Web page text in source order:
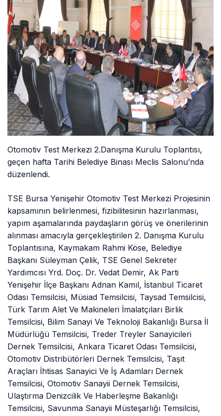
Otomotiv Test Merkezi 2.Danışma Kurulu Toplantısı,
geçen hafta Tarihi Belediye Binası Meclis Salonu’nda
düzenlendi.
TSE Bursa Yenişehir Otomotiv Test Merkezi Projesinin
kapsamının belirlenmesi, fizibilitesinin hazırlanması,
yapım aşamalarında paydaşların görüş ve önerilerinin
alınması amacıyla gerçekleştirilen 2. Danışma Kurulu
Toplantısına, Kaymakam Rahmi Köse, Belediye
Başkanı Süleyman Çelik, TSE Genel Sekreter
Yardımcısı Yrd. Doç. Dr. Vedat Demir, Ak Parti
Yenişehir İlçe Başkanı Adnan Kamıl, İstanbul Ticaret
Odası Temsilcisi, Müsiad Temsilcisi, Taysad Temsilcisi,
Türk Tarım Alet Ve Makineleri İmalatçıları Birlik
Temsilcisi, Bilim Sanayi Ve Teknoloji Bakanlığı Bursa İl
Müdürlüğü Temsilcisi, Treder Treyler Sanayicileri
Dernek Temsilcisi, Ankara Ticaret Odası Temsilcisi,
Otomotiv Distribütörleri Dernek Temsilcisi, Taşıt
Araçları İhtisas Sanayici Ve İş Adamları Dernek
Temsilcisi, Otomotiv Sanayii Dernek Temsilcisi,
Ulaştırma Denizcilik Ve Haberleşme Bakanlığı
Temsilcisi, Savunma Sanayii Müsteşarlığı Temsilcisi,